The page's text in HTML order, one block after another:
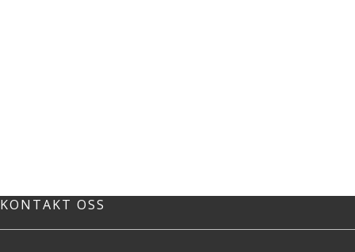
KONTAKT OSS